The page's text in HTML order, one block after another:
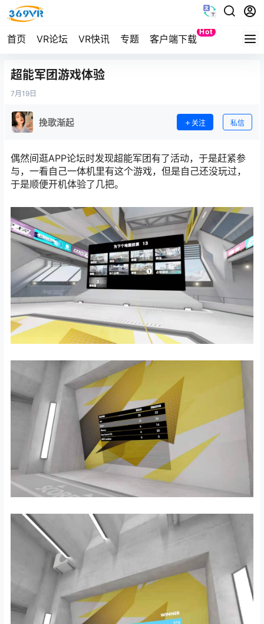
首页 VR论坛 VR快讯 专题 客户端下载
Hot
Quest
超能军团游戏体验
7月 19日
挽歌渐起 关注 私信
偶然间逛APP论坛时发现超能军团有了活动，于是赶紧参
与，一看自己一体机里有这个游戏，但是自己还没玩过，
于是顺便开机体验了几把。